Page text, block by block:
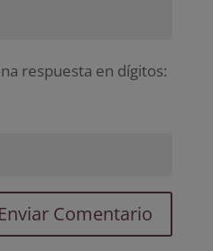
respuesta en dígitos: